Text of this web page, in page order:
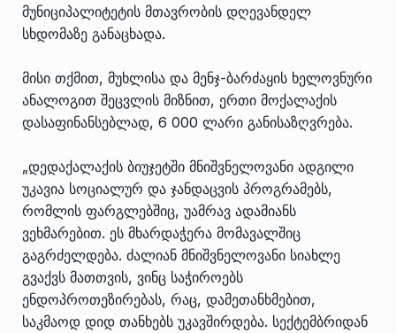
მუნიციპალიტეტის მთავრობის დღევანდელ
სხდომაზე განაცხადა.
მისი თქმით, მუხლისა და მენჯ-ბარძაყის ხელოვნური
ანალოგით შეცვლის მიზნით, ერთი მოქალაქის
დასაფინანსებლად, 6 000 ლარი განისაზღვრება.
„დედაქალაქის ბიუჯეტში მნიშვნელოვანი ადგილი
უკავია სოციალურ და ჯანდაცვის პროგრამებს,
რომლის ფარგლებშიც, უამრავ ადამიანს
ვეხმარებით. ეს მხარდაჭერა მომავალშიც
გაგრძელდება. ძალიან მნიშვნელოვანი სიახლე
გვაქვს მათთვის, ვინც საჭიროებს
ენდოპროთეზირებას, რაც, დამეთანხმებით,
საკმაოდ დიდ თანხებს უკავშირდება. სექტემბრიდან